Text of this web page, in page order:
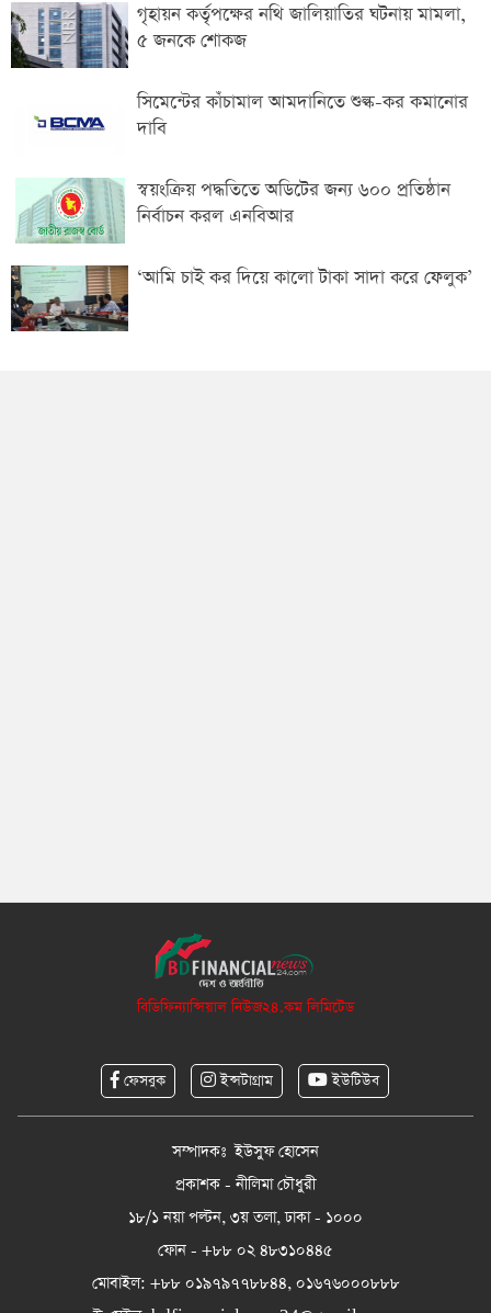
গৃহায়ন কর্তৃপক্ষের নথি জালিয়াতির ঘটনায় মামলা,
৫ জনকে শোকজ
সিমেন্টের কাঁচামাল আমদানিতে শুল্ক-কর কমানোর
দাবি
স্বয়ংক্রিয় পদ্ধতিতে অডিটের জন্য ৬০০ প্রতিষ্ঠান
নির্বাচন করল এনবিআর
‘আমি চাই কর দিয়ে কালো টাকা সাদা করে ফেলুক’
বিডিফিন্যান্সিয়াল নিউজ২৪.কম লিমিটেড
ফেসবুক ইন্সটাগ্রাম ইউটিউব
সম্পাদকঃ ইউসুফ হোসেন
প্রকাশক - নীলিমা চৌধুরী
১৮/১ নয়া পল্টন, ৩য় তলা, ঢাকা - ১০০০
ফোন - +৮৮ ০২ ৪৮৩১০৪৪৫
মোবাইল: +৮৮ ০১৯৭৯৭৭৮৮৪৪, ০১৬৭৬০০০৮৮৮